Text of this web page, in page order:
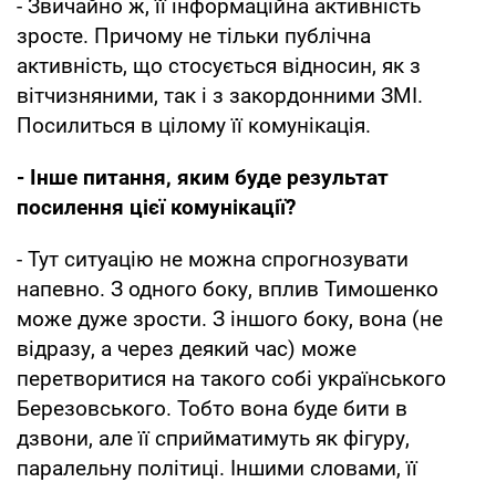
- Звичайно ж, її інформаційна активність
зросте. Причому не тільки публічна
активність, що стосується відносин, як з
вітчизняними, так і з закордонними ЗМІ.
Посилиться в цілому її комунікація.
- Інше питання, яким буде результат
посилення цієї комунікації?
- Тут ситуацію не можна спрогнозувати
напевно. З одного боку, вплив Тимошенко
може дуже зрости. З іншого боку, вона (не
відразу, а через деякий час) може
перетворитися на такого собі українського
Березовського. Тобто вона буде бити в
дзвони, але її сприйматимуть як фігуру,
паралельну політиці. Іншими словами, її